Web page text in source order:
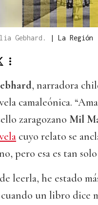
Gebhard. | La Región
, narradora
camaleónica.
zaragozano Mil
cuyo relato se
pero esa es tan
leerla, he estado
cuando un libro dice